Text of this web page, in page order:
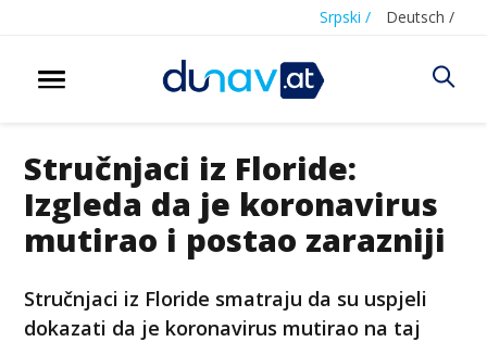
Srpski / Deutsch /
Stručnjaci iz Floride:
Izgleda da je koronavirus
mutirao i postao zarazniji
Stručnjaci iz Floride smatraju da su uspjeli
dokazati da je koronavirus mutirao na taj